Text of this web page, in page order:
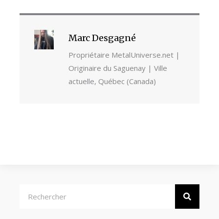
Marc Desgagné
Propriétaire MetalUniverse.net |
Originaire du Saguenay | Ville
actuelle, Québec (Canada)